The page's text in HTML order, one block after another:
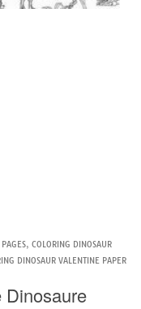
, COLORING DINOSAUR
DINOSAUR VALENTINE PAPER
Dinosaure